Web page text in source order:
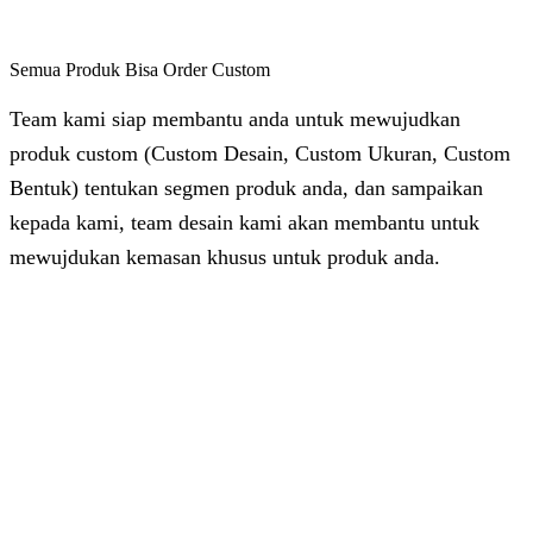
Semua Produk Bisa Order Custom
Team kami siap membantu anda untuk mewujudkan
produk custom (Custom Desain, Custom Ukuran, Custom
Bentuk) tentukan segmen produk anda, dan sampaikan
kepada kami, team desain kami akan membantu untuk
mewujdukan kemasan khusus untuk produk anda.